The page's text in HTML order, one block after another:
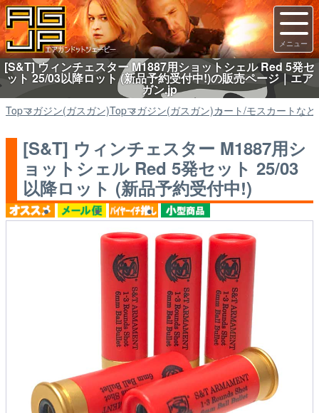
[S&T] ウィンチェスター M1887用ショットシェル Red 5発セ
ット 25/03以降ロット (新品予約受付中!)の販売ページ｜エア
ガン.jp
Topマガジン(ガスガン)Topマガジン(ガスガン)カート/モスカートなど
[S&T] ウィンチェスター M1887用シ
ョットシェル Red 5発セット 25/03
以降ロット (新品予約受付中!)